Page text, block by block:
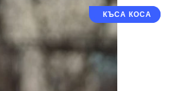
ДЪЛГА КОСА
КЪСА КОСА